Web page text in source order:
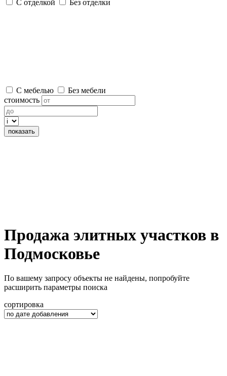
С отделкой Без отделки
С мебелью
Без мебели
стоимость
показать
Продажа элитных участков в
Подмосковье
По вашему запросу объекты не найдены, попробуйте
расширить параметры поиска
сортировка